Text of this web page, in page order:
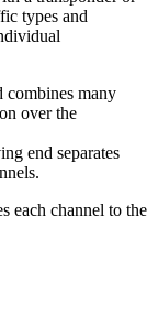
types and
many
over the
end separates
each channel to the